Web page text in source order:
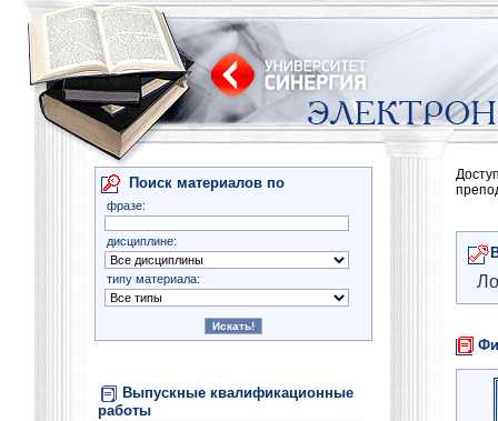
Поиск материалов по
фразе:
дисциплине:
типу материала:
Выпускные квалификационные
работы